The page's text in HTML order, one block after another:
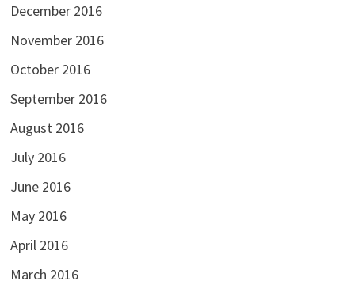
December 2016
November 2016
October 2016
September 2016
August 2016
July 2016
June 2016
May 2016
April 2016
March 2016